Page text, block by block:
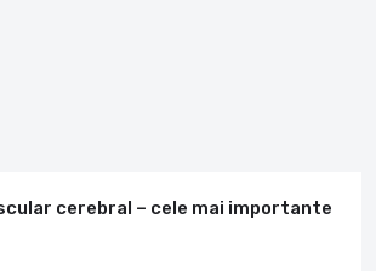
cerebral – cele mai importante